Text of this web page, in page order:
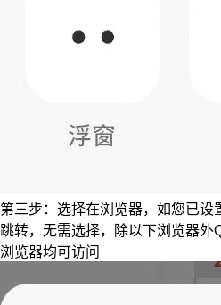
第三步：选择在浏览器，如您已
跳转，无需选择，除以下浏览器外
浏览器均可访问